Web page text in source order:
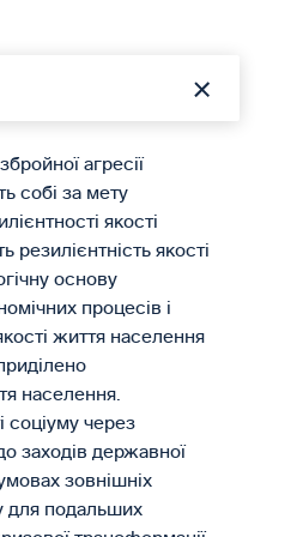
агресії
собі за мету
якості
якості
основу
процесів і
життя населення
населення.
соціуму через
заходів державної
зовнішніх
для подальших